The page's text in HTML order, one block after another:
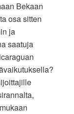
Bekaan
osa sitten
ja
saatuja